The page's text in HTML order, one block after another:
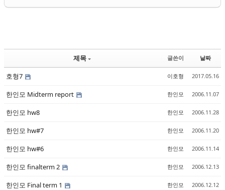
제목 글쓴이 날짜
호형7 이호형 2017.05.16
한인모 Midterm report 한인모 2006.11.07
한인모 hw8 한인모 2006.11.28
한인모 hw#7 한인모 2006.11.20
한인모 hw#6 한인모 2006.11.14
한인모 finalterm 2 한인모 2006.12.13
한인모 Final term 1 한인모 2006.12.12